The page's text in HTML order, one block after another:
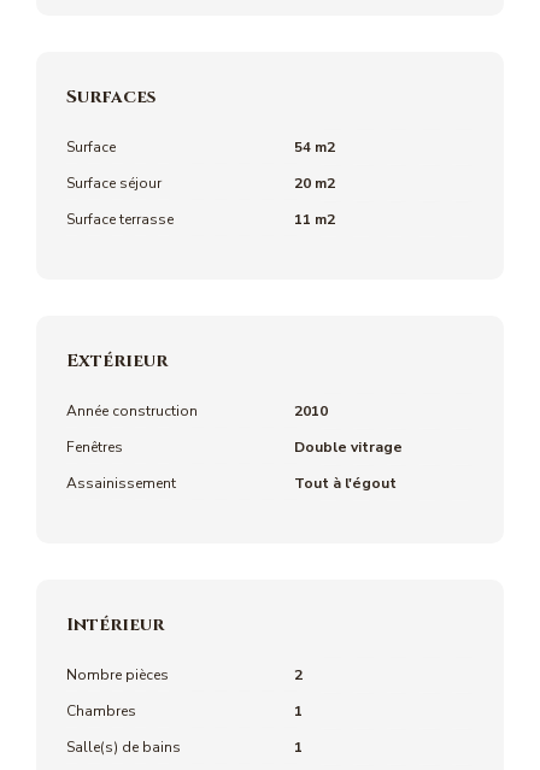
Surfaces
Surface
54 m2
Surface séjour
20 m2
Surface terrasse
11 m2
Extérieur
Année construction
2010
Fenêtres
Double vitrage
Assainissement
Tout à l'égout
Intérieur
Nombre pièces
2
Chambres
1
Salle(s) de bains
1